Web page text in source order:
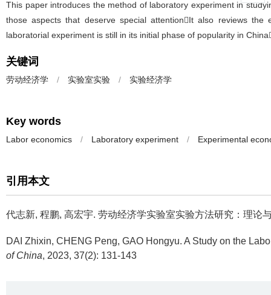
This paper introduces the method of laboratory experiment in
those aspects that deserve special attentionIt also reviews
laboratorial experiment is still in its initial phase of popularity in
关键词
劳动经济学 / 实验室实验 / 实验经济学
Key words
Labor economics / Laboratory experiment / Experimental
引用本文
代志新, 程鹏, 高宏宇. 劳动经济学实验室实验方法研究：理论
DAI Zhixin, CHENG Peng, GAO Hongyu. A Study on the
of China, 2023, 37(2): 131-143